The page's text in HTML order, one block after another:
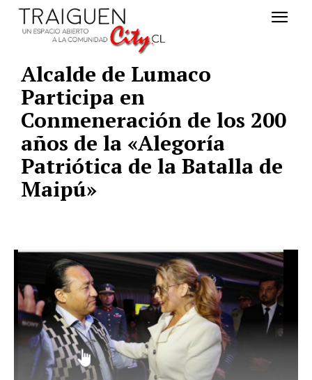
Alcalde de Lumaco
Participa en
Conmeneración de los 200
años de la «Alegoría
Patriótica de la Batalla de
Maipú»